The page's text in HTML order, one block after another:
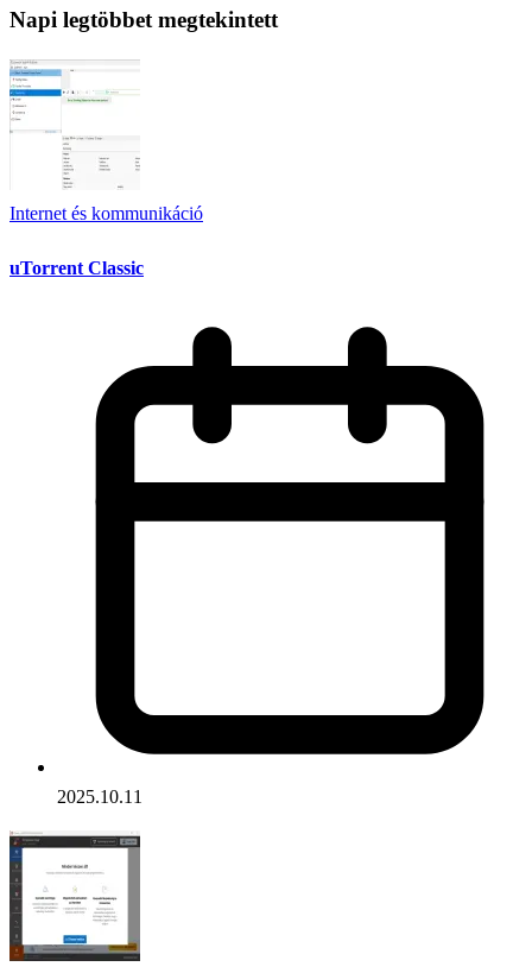
Napi legtöbbet megtekintett
Internet és kommunikáció
uTorrent Classic
2025.10.11